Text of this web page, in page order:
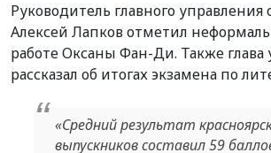
Руководитель главного управления
Алексей Лапков отметил
работе Оксаны Фан-Ди. Также глава
рассказал об итогах экзамена по
«Средний результат
выпускников составил 59